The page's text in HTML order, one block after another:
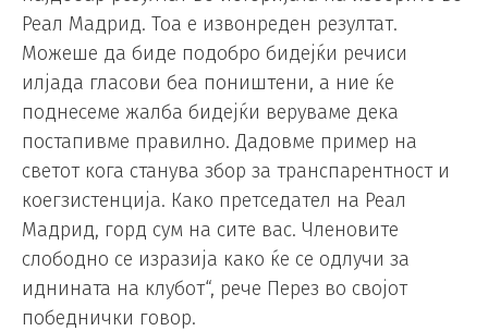
Реал Мадрид. Тоа е извонреден резултат.
Можеше да биде подобро бидејќи речиси
илјада гласови беа поништени, а ние ќе
поднесеме жалба бидејќи веруваме дека
постапивме правилно. Дадовме пример на
светот кога станува збор за транспарентност и
коегзистенција. Како претседател на Реал
Мадрид, горд сум на сите вас. Членовите
слободно се изразија како ќе се одлучи за
иднината на клубот“, рече Перез во својот
победнички говор.